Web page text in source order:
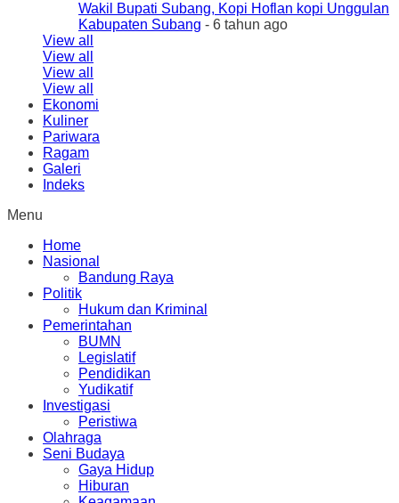
Wakil Bupati Subang, Kopi Hoflan kopi Unggulan
Kabupaten Subang - 6 tahun ago
View all
View all
View all
View all
Ekonomi
Kuliner
Pariwara
Ragam
Galeri
Indeks
Menu
Home
Nasional
Bandung Raya
Politik
Hukum dan Kriminal
Pemerintahan
BUMN
Legislatif
Pendidikan
Yudikatif
Investigasi
Peristiwa
Olahraga
Seni Budaya
Gaya Hidup
Hiburan